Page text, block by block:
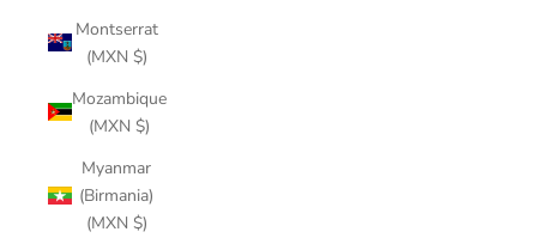
Montserrat
(MXN $)
Mozambique
(MXN $)
Myanmar
(Birmania)
(MXN $)